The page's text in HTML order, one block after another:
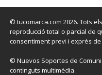
© tucomarca.com 2026. Tots
reproducció total o parcial de
consentiment previ i exprés
© Nuevos Soportes de
continguts multimèdia.